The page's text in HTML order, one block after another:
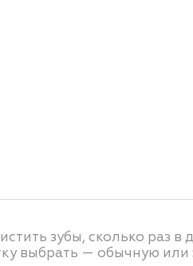
зубы, сколько раз в
выбрать — обычную или